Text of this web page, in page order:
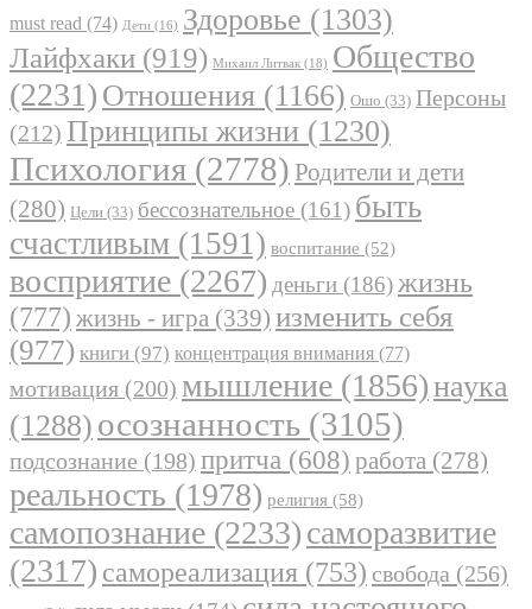
must read (74) Дети (16) Здоровье (1303)
Лайфхаки (919) Михаил Литвак (18) Общество
(2231) Отношения (1166) Ошо (33) Персоны
(212) Принципы жизни (1230)
Психология (2778) Родители и дети
(280) Цели (33) бессознательное (161) быть
счастливым (1591) воспитание (52)
восприятие (2267) деньги (186)жизнь
(777) жизнь - игра (339) изменить себя
(977) книги (97) концентрация внимания (77)
мотивация (200) мышление (1856)наука
(1288) осознанность (3105)
подсознание (198) притча (608) работа (278)
реальность (1978) религия (58)
самопознание (2233)саморазвитие
(2317) самореализация (753) свобода (256)